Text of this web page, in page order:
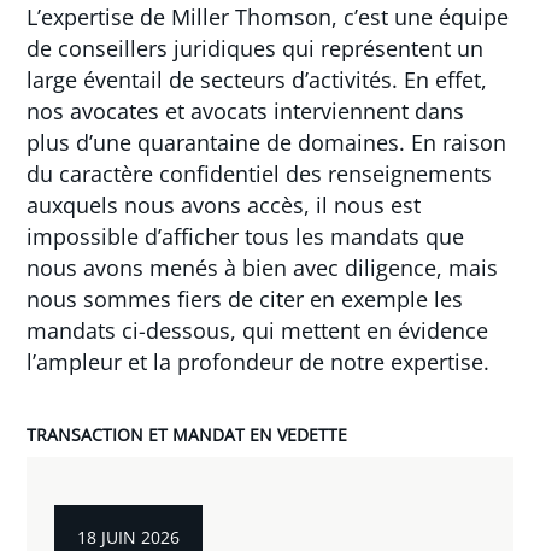
L’expertise de Miller Thomson, c’est une équipe
de conseillers juridiques qui représentent un
large éventail de secteurs d’activités. En effet,
nos avocates et avocats interviennent dans
plus d’une quarantaine de domaines. En raison
du caractère confidentiel des renseignements
auxquels nous avons accès, il nous est
impossible d’afficher tous les mandats que
nous avons menés à bien avec diligence, mais
nous sommes fiers de citer en exemple les
mandats ci-dessous, qui mettent en évidence
l’ampleur et la profondeur de notre expertise.
TRANSACTION ET MANDAT EN VEDETTE
18 JUIN 2026